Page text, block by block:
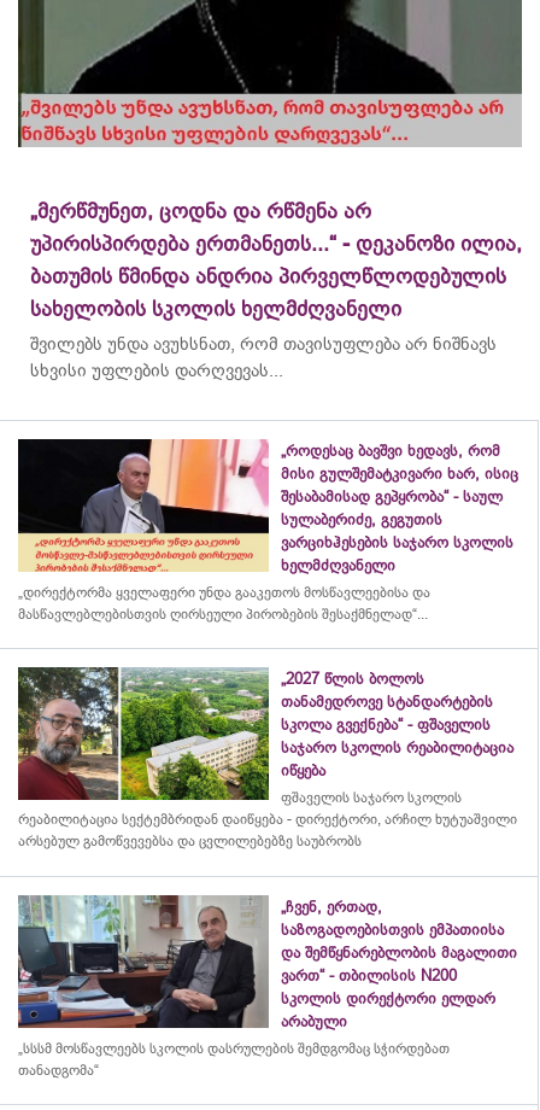
„მერწმუნეთ, ცოდნა და რწმენა არ
უპირისპირდება ერთმანეთს...“ - დეკანოზი ილია,
ბათუმის წმინდა ანდრია პირველწლოდებულის
სახელობის სკოლის ხელმძღვანელი
შვილებს უნდა ავუხსნათ, რომ თავისუფლება არ ნიშნავს
სხვისი უფლების დარღვევას...
„როდესაც ბავშვი ხედავს, რომ
მისი გულშემატკივარი ხარ, ისიც
შესაბამისად გეპყრობა“ - საულ
სულაბერიძე, გეგუთის
ვარციხჰესების საჯარო სკოლის
ხელმძღვანელი
„დირექტორმა ყველაფერი უნდა გააკეთოს მოსწავლეებისა და
მასწავლებლებისთვის ღირსეული პირობების შესაქმნელად“...
„2027 წლის ბოლოს
თანამედროვე სტანდარტების
სკოლა გვექნება“ - ფშაველის
საჯარო სკოლის რეაბილიტაცია
იწყება
ფშაველის საჯარო სკოლის
რეაბილიტაცია სექტემბრიდან დაიწყება - დირექტორი, არჩილ ხუტუაშვილი
არსებულ გამოწვევებსა და ცვლილებებზე საუბრობს
„ჩვენ, ერთად,
საზოგადოებისთვის ემპათიისა
და შემწყნარებლობის მაგალითი
ვართ“ - თბილისის N200
სკოლის დირექტორი ელდარ
არაბული
„სსსმ მოსწავლეებს სკოლის დასრულების შემდგომაც სჭირდებათ
თანადგომა“